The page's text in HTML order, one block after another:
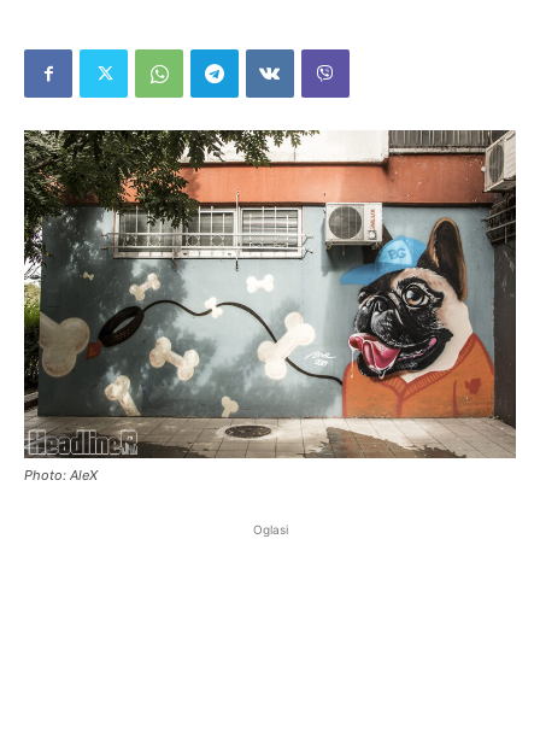
Photo: AleX
Oglasi